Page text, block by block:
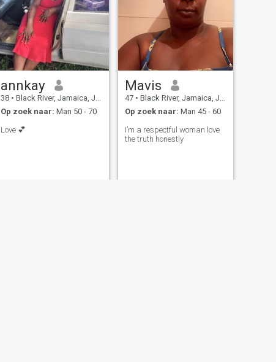
annkay
38 • Black River, Jamaica, Jamaica
Op zoek naar: Man 50 - 70
Love 💕
Mavis
47 • Black River, Jamaica, Jamaica
Op zoek naar: Man 45 - 60
I’m a respectful woman love
the truth honestly